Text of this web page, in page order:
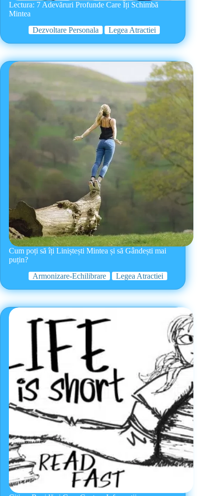
Lectura: 7 Adevăruri Profunde Care Îți Schimbă
Mintea
Dezvoltare Personala
Legea Atractiei
Cum poți să îți Liniștești Mintea și să Gândești mai
puțin?
Armonizare-Echilibrare
Legea Atractiei